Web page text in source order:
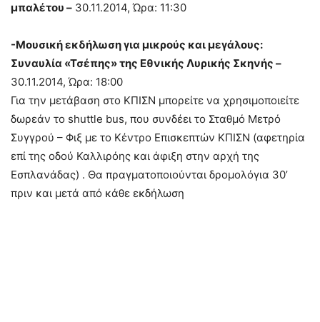
μπαλέτου – 30.11.2014, Ώρα: 11:30
-Μουσική εκδήλωση για μικρούς και μεγάλους:
Συναυλία «Τσέπης» της Εθνικής Λυρικής Σκηνής –
30.11.2014, Ώρα: 18:00
Για την μετάβαση στο ΚΠΙΣΝ μπορείτε να χρησιμοποιείτε
δωρεάν το shuttle bus, που συνδέει το Σταθμό Μετρό
Συγγρού – Φιξ με το Κέντρο Επισκεπτών ΚΠΙΣΝ (αφετηρία
επί της οδού Καλλιρόης και άφιξη στην αρχή της
Εσπλανάδας) . Θα πραγματοποιούνται δρομολόγια 30’
πριν και μετά από κάθε εκδήλωση